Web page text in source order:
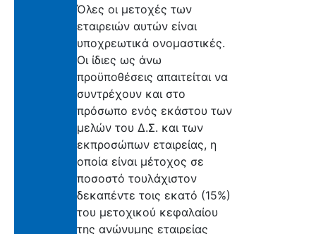
Όλες οι μετοχές των
εταιρειών αυτών είναι
υποχρεωτικά ονομαστικές.
Οι ίδιες ως άνω
προϋποθέσεις απαιτείται να
συντρέχουν και στο
πρόσωπο ενός εκάστου των
μελών του Δ.Σ. και των
εκπροσώπων εταιρείας, η
οποία είναι μέτοχος σε
ποσοστό τουλάχιστον
δεκαπέντε τοις εκατό (15%)
του μετοχικού κεφαλαίου
της ανώνυμης εταιρείας